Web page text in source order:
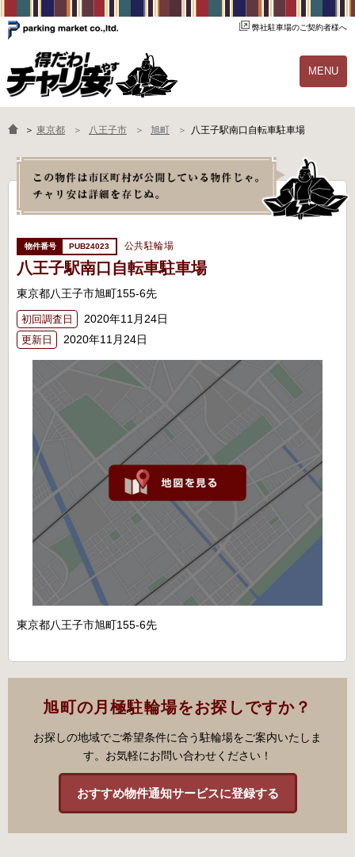
弊社駐車場のご契約者様へ
MENU
物件一覧 ご契約の流れ
よくあるご質問 駐輪場オーナー様へ
＞ 東京都 八王子市 旭町 八王子駅南口自転車駐車場
PUB24023 公共駐輪場
八王子駅南口自転車駐車場
東京都八王子市旭町155-6先
初回調査日 2020年11月24日
更新日 2020年11月24日
東京都八王子市旭町155-6先
旭町の月極駐輪場をお探しですか？
お探しの地域でご希望条件に合う駐輪場をご案内いたしま
す。お気軽にお問い合わせください！
おすすめ物件通知サービスに登録する